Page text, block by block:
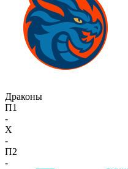
Драконы
П1
-
X
-
П2
-